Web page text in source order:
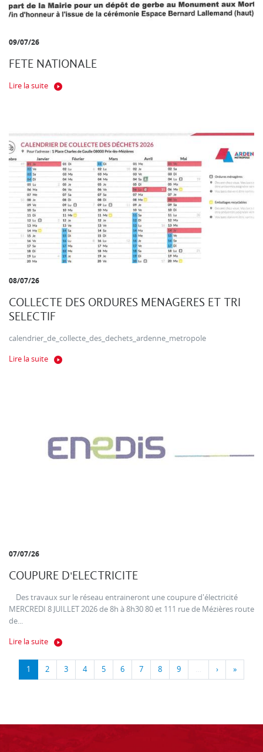
09/07/26
FETE NATIONALE
Lire la suite
08/07/26
COLLECTE DES ORDURES MENAGERES ET TRI
SELECTIF
calendrier_de_collecte_des_dechets_ardenne_metropole
Lire la suite
07/07/26
COUPURE D'ELECTRICITE
Des travaux sur le réseau entraineront une coupure d'électricité
MERCREDI 8 JUILLET 2026 de 8h à 8h30 80 et 111 rue de Mézières route
de...
Lire la suite
1 2 3 4 5 6 7 8 9 … › »